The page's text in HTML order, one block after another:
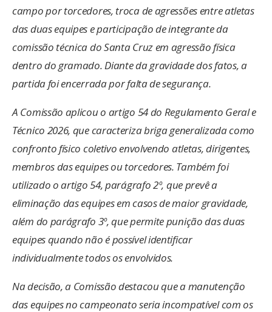
campo por torcedores, troca de agressões entre atletas
das duas equipes e participação de integrante da
comissão técnica do Santa Cruz em agressão física
dentro do gramado. Diante da gravidade dos fatos, a
partida foi encerrada por falta de segurança.
A Comissão aplicou o artigo 54 do Regulamento Geral e
Técnico 2026, que caracteriza briga generalizada como
confronto físico coletivo envolvendo atletas, dirigentes,
membros das equipes ou torcedores. Também foi
utilizado o artigo 54, parágrafo 2º, que prevê a
eliminação das equipes em casos de maior gravidade,
além do parágrafo 3º, que permite punição das duas
equipes quando não é possível identificar
individualmente todos os envolvidos.
Na decisão, a Comissão destacou que a manutenção
das equipes no campeonato seria incompatível com os